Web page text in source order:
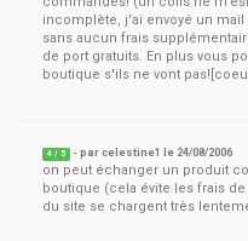
incomplète, j'ai envoyé un
sans aucun frais
de port gratuits. En plus vous
boutique s'ils ne vont
4 / 5 - parcelestine1 le 24/08/2006
on peut échanger un produit
boutique (cela évite les frais
du site se chargent très